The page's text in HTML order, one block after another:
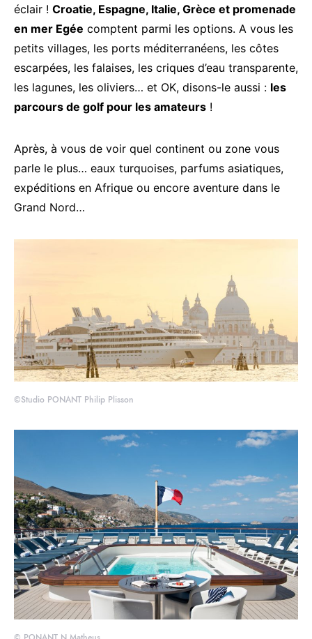
éclair ! Croatie, Espagne, Italie, Grèce et promenade
en mer Egée comptent parmi les options. A vous les
petits villages, les ports méditerranéens, les côtes
escarpées, les falaises, les criques d’eau transparente,
les lagunes, les oliviers… et OK, disons-le aussi : les
parcours de golf pour les amateurs !
Après, à vous de voir quel continent ou zone vous
parle le plus… eaux turquoises, parfums asiatiques,
expéditions en Afrique ou encore aventure dans le
Grand Nord…
©Studio PONANT Philip Plisson